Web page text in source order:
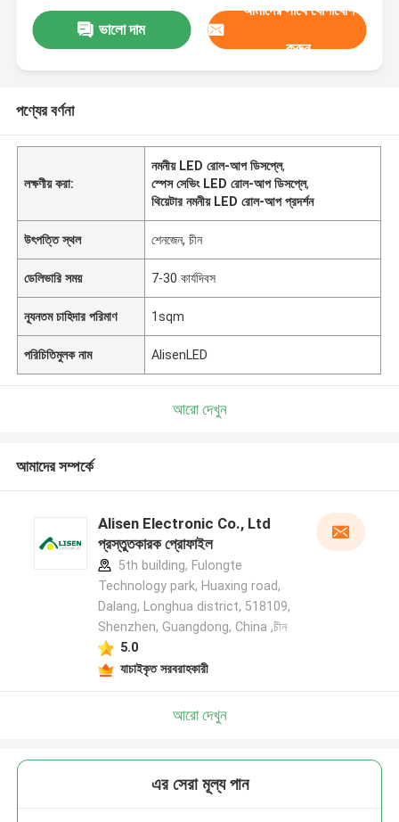
ভালো দাম
আমাদের সাথে যোগাযোগ
করুন
পণ্যের বর্ণনা
লক্ষণীয় করা:
নমনীয় LED রোল-আপ ডিসপ্লে,
স্পেস সেভিং LED রোল-আপ ডিসপ্লে,
থিয়েটার নমনীয় LED রোল-আপ প্রদর্শন
উৎপত্তি স্থল শেনজেন, চীন
ডেলিভারি সময় 7-30 কার্যদিবস
ন্যূনতম চাহিদার পরিমাণ 1sqm
পরিচিতিমুলক নাম AlisenLED
আরো দেখুন
আমাদের সম্পর্কে
Alisen Electronic Co., Ltd
প্রস্তুতকারক প্রোফাইল
5th building, Fulongte
Technology park, Huaxing road,
Dalang, Longhua district, 518109,
Shenzhen, Guangdong, China ,চীন
5.0
যাচাইকৃত সরবরাহকারী
আরো দেখুন
এর সেরা মূল্য পান